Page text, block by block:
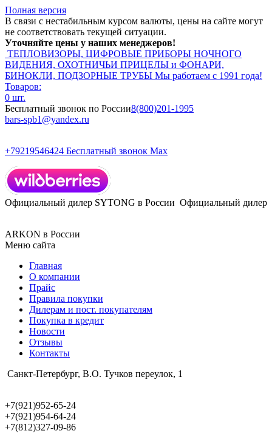
Полная версия
В связи с нестабильным курсом валюты, цены на сайте могут
не соответствовать текущей ситуации.
Уточняйте цены у наших менеджеров!
ТЕПЛОВИЗОРЫ, ЦИФРОВЫЕ ПРИБОРЫ НОЧНОГО
ВИДЕНИЯ, ОХОТНИЧЬИ ПРИЦЕЛЫ и ФОНАРИ,
БИНОКЛИ, ПОДЗОРНЫЕ ТРУБЫ Мы работаем с 1991 года!
Товаров:
0 шт.
Бесплатный звонок по России8(800)201-1995
bars-spb1@yandex.ru
+79219546424 Бесплатный звонок Max
Официальный дилер SYTONG в России Официальный дилер
ARKON в России
Меню сайта
Главная
О компании
Прайс
Правила покупки
Дилерам и пост. покупателям
Покупка в кредит
Новости
Отзывы
Контакты
Санкт-Петербург, В.О. Тучков переулок, 1
+7(921)952-65-24
+7(921)954-64-24
+7(812)327-09-86